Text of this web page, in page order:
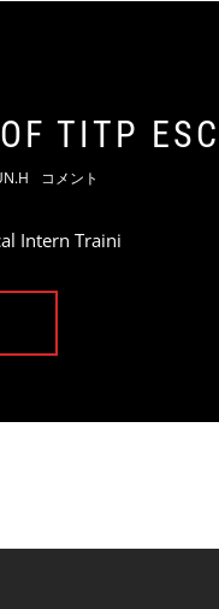
TITP
コメント
Intern Traini